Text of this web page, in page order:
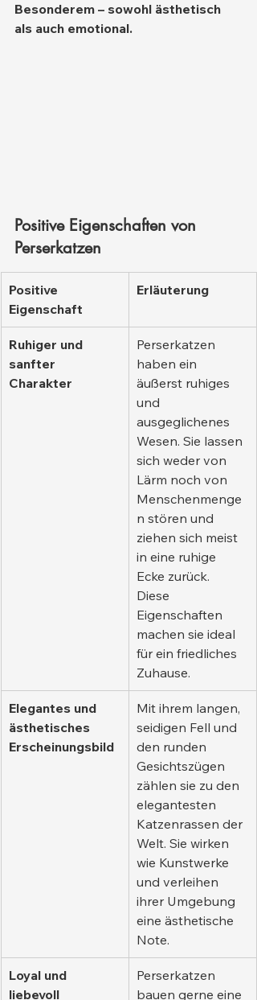
Besonderem – sowohl ästhetisch
als auch emotional.
Positive Eigenschaften von
Perserkatzen
Positive
Eigenschaft
Erläuterung
Ruhiger und
sanfter
Charakter
Perserkatzen
haben ein
äußerst ruhiges
und
ausgeglichenes
Wesen. Sie lassen
sich weder von
Lärm noch von
Menschenmenge
n stören und
ziehen sich meist
in eine ruhige
Ecke zurück.
Diese
Eigenschaften
machen sie ideal
für ein friedliches
Zuhause.
Elegantes und
ästhetisches
Erscheinungsbild
Mit ihrem langen,
seidigen Fell und
den runden
Gesichtszügen
zählen sie zu den
elegantesten
Katzenrassen der
Welt. Sie wirken
wie Kunstwerke
und verleihen
ihrer Umgebung
eine ästhetische
Note.
Loyal und
liebevoll
Perserkatzen
bauen gerne eine